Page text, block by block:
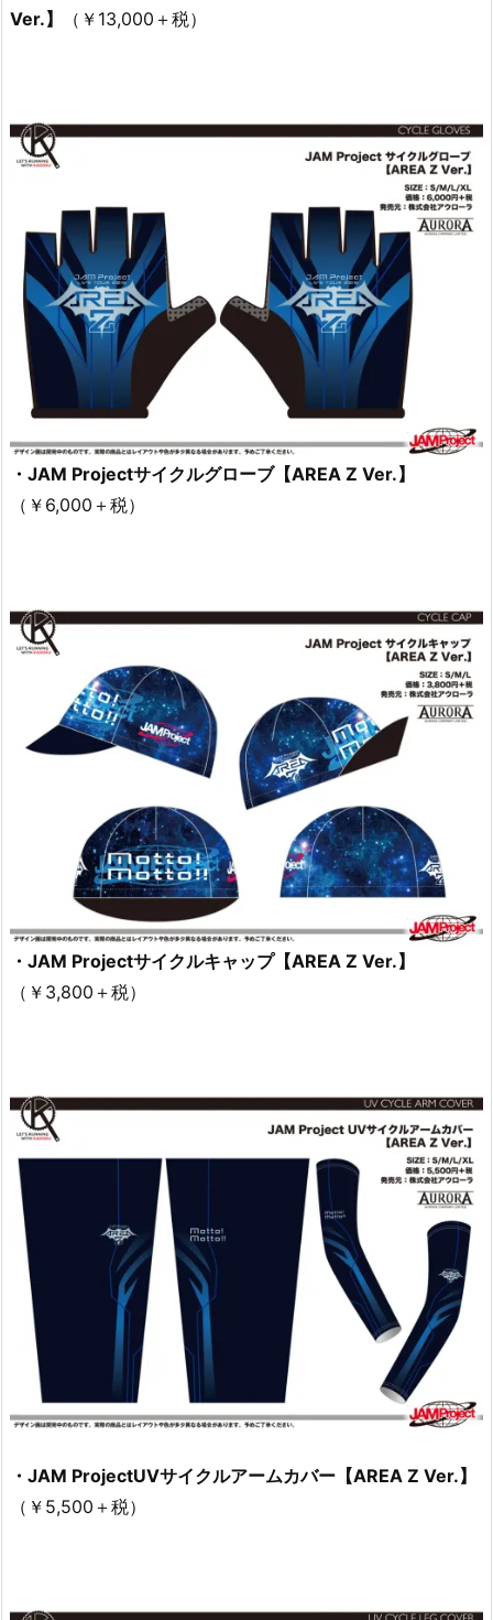
Ver.】
（￥13,000＋税）
・JAM Projectサイクルグローブ【AREA Z Ver.】
（￥6,000＋税）
・JAM Projectサイクルキャップ【AREA Z Ver.】
（￥3,800＋税）
・JAM ProjectUVサイクルアームカバー【AREA Z Ver.】
（￥5,500＋税）